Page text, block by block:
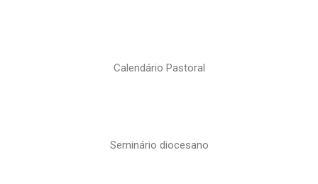
Calendário Pastoral
Seminário diocesano